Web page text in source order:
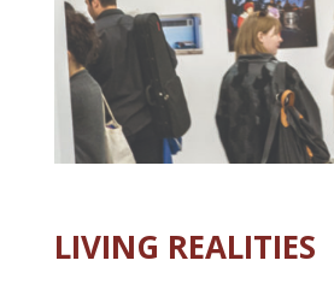
LIVING REALITIES